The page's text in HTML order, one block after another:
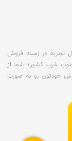
تجربه در زمینه فروش
غرب کشور؛ شما از
خودتون رو به صورت